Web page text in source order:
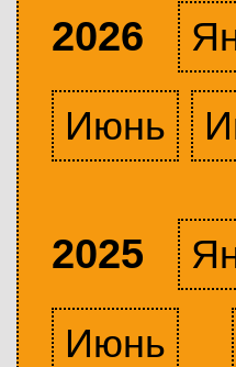
2026
Июнь
2025
Июнь